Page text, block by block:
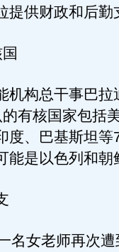
提供财政和后勤
构总干事巴拉
有核国家包括
度、巴基斯坦等
能是以色列和朝
女老师再次遭